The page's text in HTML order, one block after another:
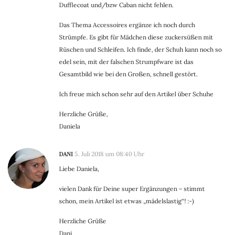
Dufflecoat und/bzw Caban nicht fehlen.
Das Thema Accessoires ergänze ich noch durch
Strümpfe. Es gibt für Mädchen diese zuckersüßen mit
Rüschen und Schleifen. Ich finde, der Schuh kann noch so
edel sein, mit der falschen Strumpfware ist das
Gesamtbild wie bei den Großen, schnell gestört.
Ich freue mich schon sehr auf den Artikel über Schuhe
Herzliche Grüße,
Daniela
DANI 5. Juli 2018 um 08:40 Uhr
Liebe Daniela,
vielen Dank für Deine super Ergänzungen – stimmt
schon, mein Artikel ist etwas „mädelslastig“! :-)
Herzliche Grüße
Dani